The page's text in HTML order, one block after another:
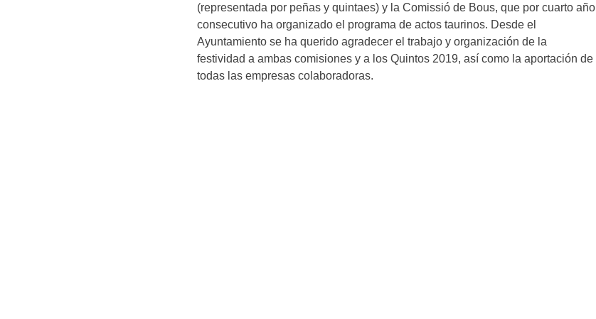
(representada por peñas y quintaes) y la Comissió de Bous, que por cuarto año
consecutivo ha organizado el programa de actos taurinos. Desde el
Ayuntamiento se ha querido agradecer el trabajo y organización de la
festividad a ambas comisiones y a los Quintos 2019, así como la aportación de
todas las empresas colaboradoras.